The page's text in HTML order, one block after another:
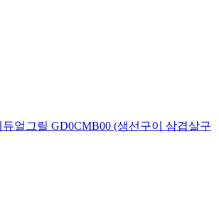
얼그릴 GD0CMB00 (생선구이 삼겹살구